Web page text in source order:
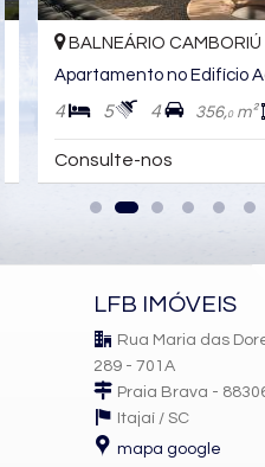
BALNEÁRIO CAMBORIÚ
Apartamento no Edifício
4 5 4 356,0m²
Consulte-nos
LFB IMÓVEIS
Rua Maria das
289 - 701A
Praia Brava -
Itajaí / SC
mapa google